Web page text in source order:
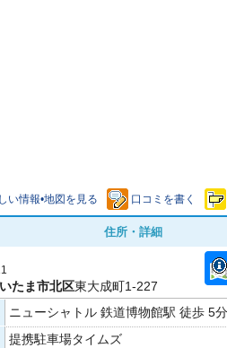
い情報•地図を見る 口コミを書く
住所・詳細
たま市北区東大成町1-227
ニューシャトル 鉄道博物館駅 徒歩 5分
提携駐車場タイムズ